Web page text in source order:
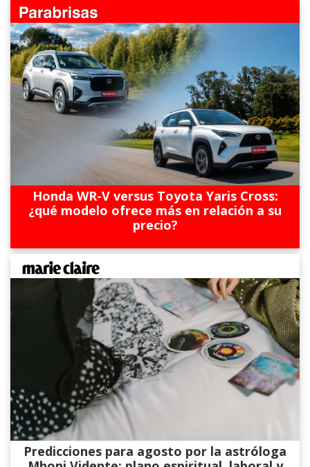
Honda WR-V versus Toyota Yaris Cross:
¿qué modelo ofrece más en relación a su
precio?
Predicciones para agosto por la astróloga